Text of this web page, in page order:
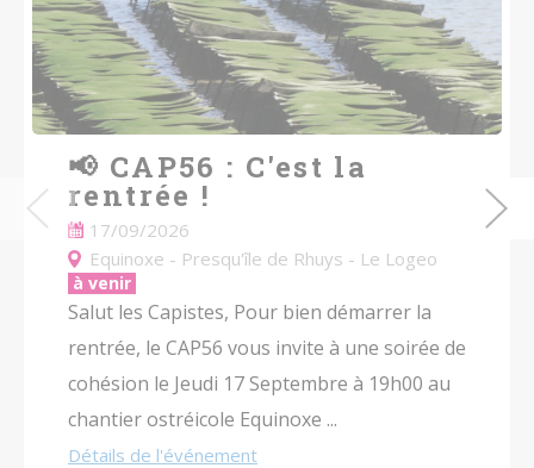
📢 CAP56 : C'est la
rentrée !
17/09/2026
Equinoxe - Presqu'île de Rhuys - Le Logeo
à venir
Salut les Capistes, Pour bien démarrer la
rentrée, le CAP56 vous invite à une soirée de
cohésion le Jeudi 17 Septembre à 19h00 au
chantier ostréicole Equinoxe ...
Détails de l'événement